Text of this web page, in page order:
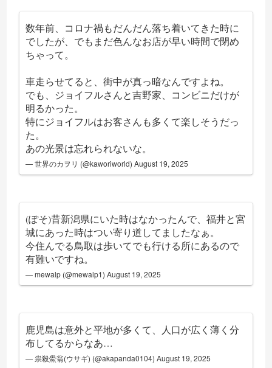
数年前、コロナ禍もだんだん落ち着いてきた時に
でしたが、でもまだ色んなお店が早い時間で閉め
ちゃって。
車走らせてると、街中が真っ暗なんですよね。
でも、ジョイフルさんと吉野家、コンビニだけが
明るかった。
特にジョイフルはお客さんも多くて楽しそうだっ
た。
あの光景は忘れられないな。
— 世界のカヲリ (@kaworiworld)August 19, 2025
(ぽそ)昔新潟県にいた時はなかったんで、福井と宮
城にあった時はつい寄り道してましたなぁ。
今住んでる鳥取は歩いてでも行ける所にあるので
有難いですね。
— mewalp (@mewalp1)August 19, 2025
鹿児島は意外と平地が多くて、人口が広く薄く分
布してるからなあ…
— 祟殺鱟翁(ウサギ) (@akapanda0104)August 19, 2025